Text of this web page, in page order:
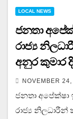
LOCAL NEWS
ජනතා
රාජ්‍ය
අනුර කුමාර
NOVEMBER
ජනතා
රාජ්‍ය නිලධාරීන්